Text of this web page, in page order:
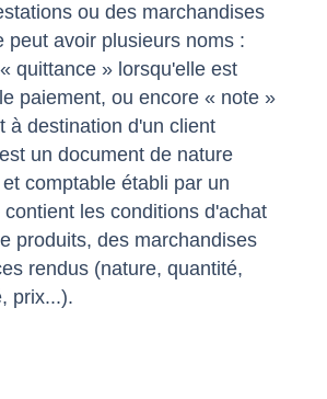
ou des marchandises
peut avoir plusieurs noms :
quittance » lorsqu'elle est
paiement, ou encore « note »
à destination d'un client
un document de nature
comptable établi par un
les conditions d'achat
produits, des marchandises
rendus (nature, quantité,
prix...).